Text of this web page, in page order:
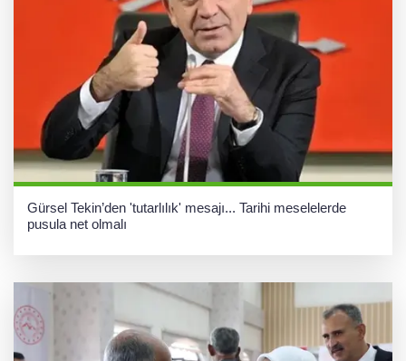
Gürsel Tekin’den 'tutarlılık' mesajı... Tarihi meselelerde
pusula net olmalı